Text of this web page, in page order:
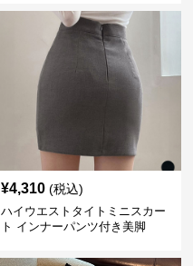
¥4,310 (税込)
ハイウエストタイトミニスカー
ト インナーパンツ付き美脚